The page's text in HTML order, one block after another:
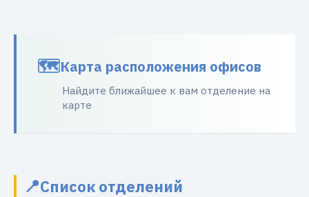
Карта расположения офисов
Найдите ближайшее к вам отделение на
карте
Список отделений